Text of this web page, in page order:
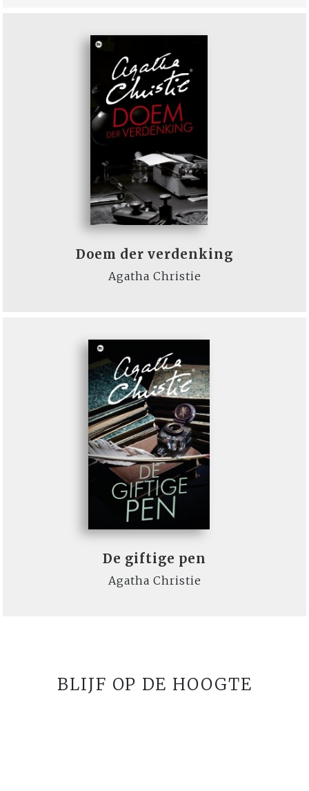
Doem der verdenking
Agatha Christie
De giftige pen
Agatha Christie
BLIJF OP DE HOOGTE